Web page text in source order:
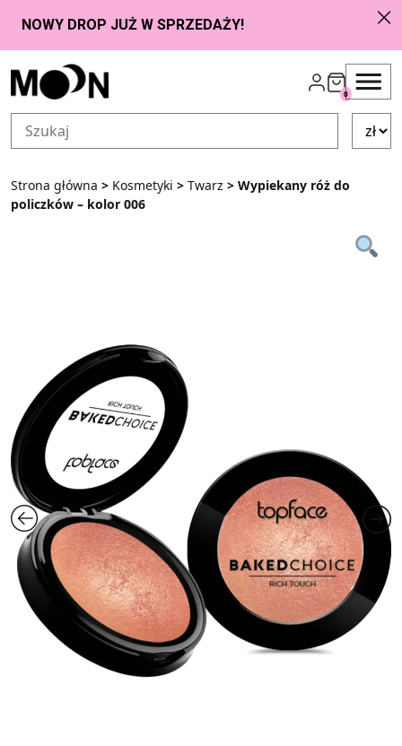
Przejdź do zawartości
0
Strona główna > Kosmetyki > Twarz > Wypiekany róż do
policzków – kolor 006